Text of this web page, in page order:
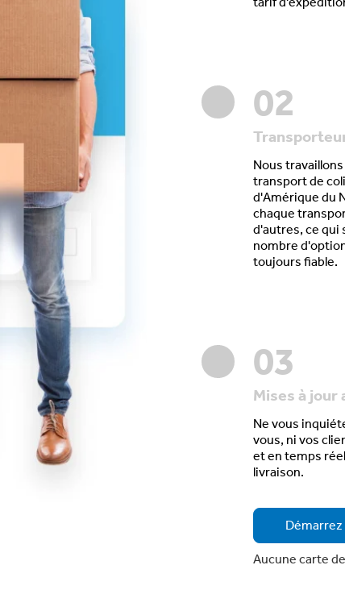
02
Nous
transport de
d'Amérique du
chaque
d'autres, ce qui
nombre
toujours fiable.
03
Mises à
Ne vous
vous, ni vos
et en temps réel
livraison.
Démarrez
Aucune carte